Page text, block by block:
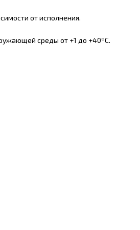
от исполнения.
среды от +1 до +40оС.